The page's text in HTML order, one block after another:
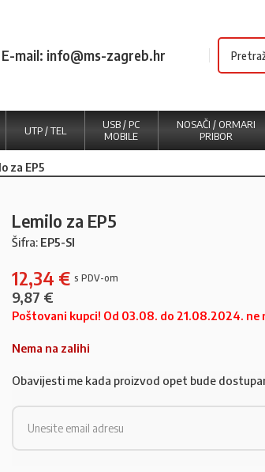
E-mail: info@ms-zagreb.hr
UTP / TEL
USB / PC
MOBILE
NOSAČI / ORMARI
PRIBOR
za EP5
Lemilo za EP5
Šifra: EP5-SI
12,34 €
9,87 €
Poštovani kupci! Od 03.08. do 21.08.2024. ne
Nema na zalihi
Obavijesti me kada proizvod opet bude